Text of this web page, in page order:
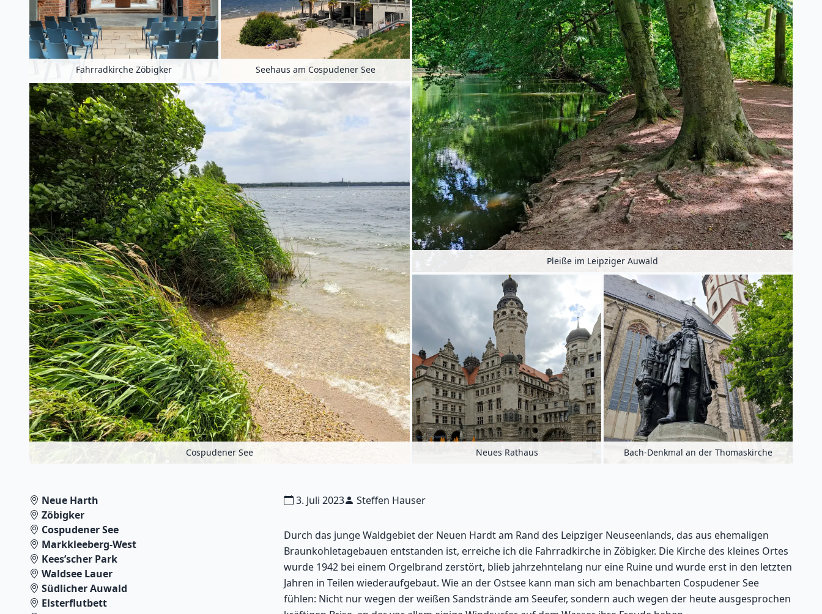
Fahrradkirche Zöbigker Seehaus am Cospudener See
Cospudener See
Pleiße im Leipziger Auwald
Neues Rathaus Bach-Denkmal an der Thomaskirche
Neue Harth
Zöbigker
Cospudener See
Markkleeberg-West
Kees’scher Park
Waldsee Lauer
Südlicher Auwald
Elsterflutbett
3. Juli 2023 Steffen Hauser
Durch das junge Waldgebiet der Neuen Hardt am Rand des Leipziger Neuseenlands, das aus ehemaligen
Braunkohletagebauen entstanden ist, erreiche ich die Fahrradkirche in Zöbigker. Die Kirche des kleines Ortes
wurde 1942 bei einem Orgelbrand zerstört, blieb jahrzehntelang nur eine Ruine und wurde erst in den letzten
Jahren in Teilen wiederaufgebaut. Wie an der Ostsee kann man sich am benachbarten Cospudener See
fühlen: Nicht nur wegen der weißen Sandstrände am Seeufer, sondern auch wegen der heute ausgesprochen